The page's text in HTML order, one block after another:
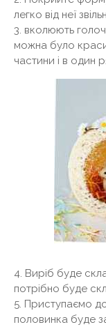
легко від неї
3. вколюють
можна було
частини і в один
4. Виріб буде
потрібно буде
5. Приступаємо
половинка буде